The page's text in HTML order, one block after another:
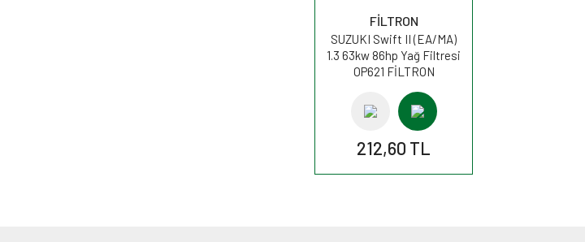
FİLTRON
SUZUKI Swift II (EA/MA)
1.3 63kw 86hp Yağ Filtresi
OP621 FİLTRON
212,60 TL